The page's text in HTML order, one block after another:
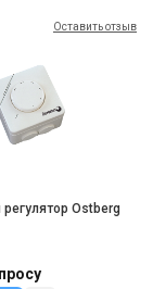
Оставить отзыв
Ostberg